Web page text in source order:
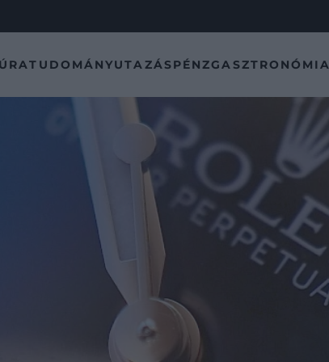
TUDOMÁNYUTAZÁSPÉNZGASZTRONÓMIA